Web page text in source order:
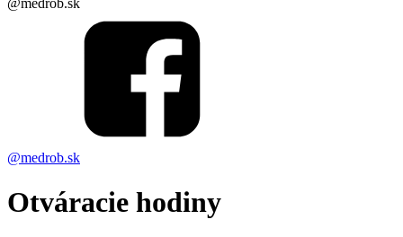
@medrob.sk
@medrob.sk
Otváracie hodiny